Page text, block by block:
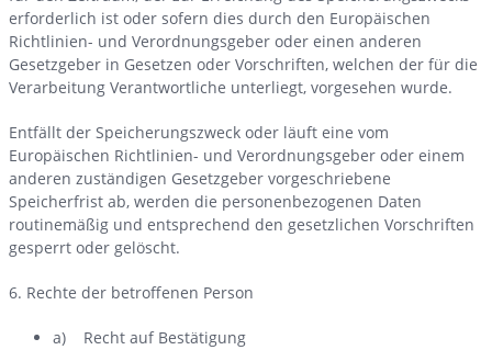
erforderlich ist oder sofern dies durch den Europäischen
Richtlinien- und Verordnungsgeber oder einen anderen
Gesetzgeber in Gesetzen oder Vorschriften, welchen der für die
Verarbeitung Verantwortliche unterliegt, vorgesehen wurde.
Entfällt der Speicherungszweck oder läuft eine vom
Europäischen Richtlinien- und Verordnungsgeber oder einem
anderen zuständigen Gesetzgeber vorgeschriebene
Speicherfrist ab, werden die personenbezogenen Daten
routinemäßig und entsprechend den gesetzlichen Vorschriften
gesperrt oder gelöscht.
6. Rechte der betroffenen Person
a) Recht auf Bestätigung